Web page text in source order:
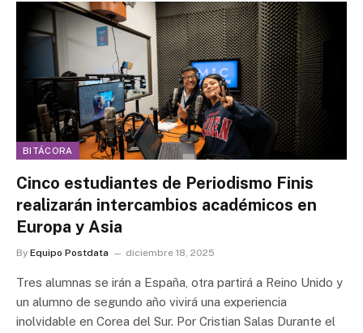
BITÁCORA
Cinco estudiantes de Periodismo Finis
realizarán intercambios académicos en
Europa y Asia
By Equipo Postdata diciembre 18, 2025
Tres alumnas se irán a España, otra partirá a Reino Unido y
un alumno de segundo año vivirá una experiencia
inolvidable en Corea del Sur. Por Cristian Salas Durante el